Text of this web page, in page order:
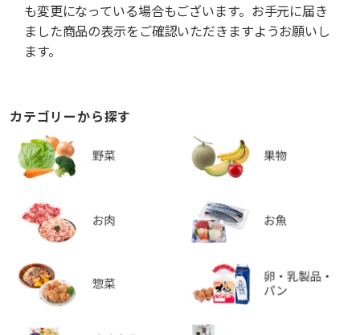
も変更になっている場合もございます。お手元に届き
ました商品の表示をご確認いただきますようお願いし
ます。
カテゴリーから探す